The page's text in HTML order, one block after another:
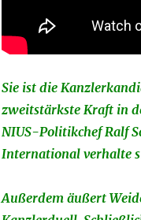
Sie ist die
zweitstärkste Kraft in
NIUS-Politikchef Ralf
International verhalte
Außerdem äußert